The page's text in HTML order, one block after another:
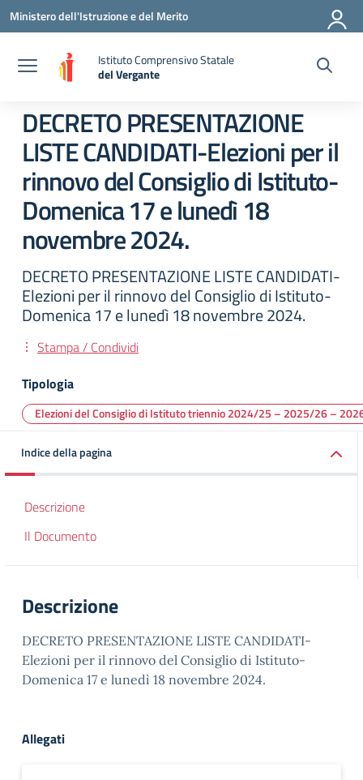
Vai ai contenuti
Vai al menu di navigazione
Vai al footer
Ministero dell'Istruzione e del Merito
Istituto Comprensivo Statale
del Vergante
— Visita la pagina iniziale della scuola
DECRETO PRESENTAZIONE
LISTE CANDIDATI-Elezioni per il
rinnovo del Consiglio di Istituto-
Domenica 17 e lunedì 18
novembre 2024.
DECRETO PRESENTAZIONE LISTE CANDIDATI-
Elezioni per il rinnovo del Consiglio di Istituto-
Domenica 17 e lunedì 18 novembre 2024.
Stampa / Condividi
Tipologia
Elezioni del Consiglio di Istituto triennio 2024/25 – 2025/26 –
Indice della pagina
Descrizione
Il Documento
Descrizione
DECRETO PRESENTAZIONE LISTE CANDIDATI-
Elezioni per il rinnovo del Consiglio di Istituto-
Domenica 17 e lunedì 18 novembre 2024.
Allegati